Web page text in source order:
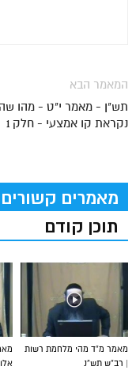
המאמר הבא
תש"ן - מאמר י"ט - מהו
נקראת קו אמצעי - חלק 1
מאמרים קשורים
תוכן קודם
מאמר מ”ד מהי מלחמת רשות
| רב”ש תש”נ